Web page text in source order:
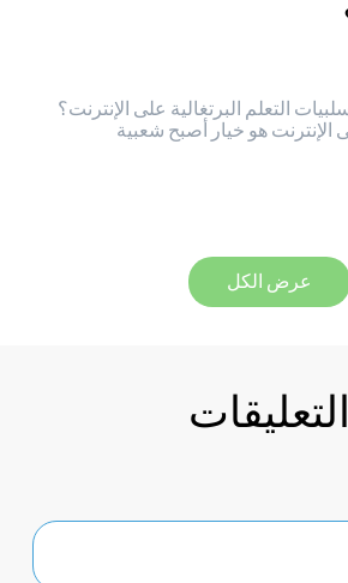
التعلم البرتغالية على الإنترنت؟
الإنترنت هو خيار أصبح شعبية
عرض الكل
التعليقات